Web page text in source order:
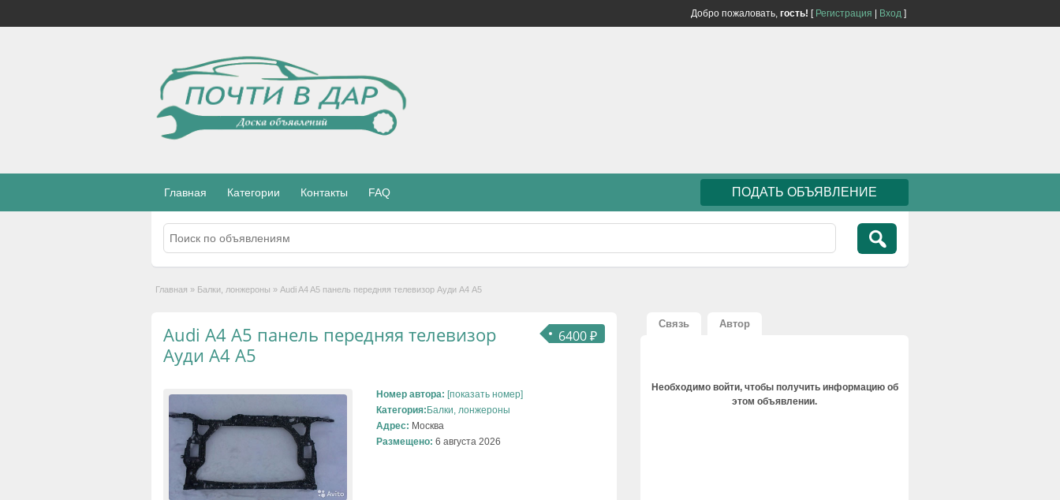
Добро пожаловать, гость! [ Регистрация Вход ]
Главная Категории Контакты FAQ ПОДАТЬ ОБЪЯВЛЕНИЕ
Главная » Балки, лонжероны » Audi A4 A5 панель передняя телевизор Ауди А4 А5
6400 ₽
Audi A4 A5 панель передняя телевизор
Ауди А4 А5
Номер автора: [показать номер]
Категория: Балки, лонжероны
Адрес: Москва
Размещено: 6 августа 2026
Связь Автор
Необходимо войти, чтобы получить информацию об
этом объявлении.